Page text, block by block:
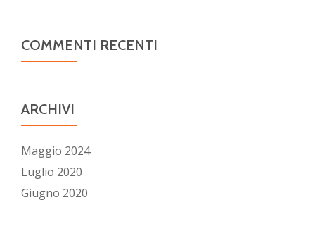
COMMENTI RECENTI
ARCHIVI
Maggio 2024
Luglio 2020
Giugno 2020